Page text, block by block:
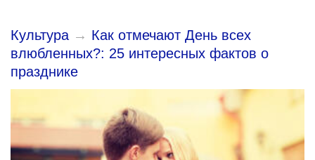
Культура→ Как отмечают День всех
влюбленных?: 25 интересных фактов о
празднике